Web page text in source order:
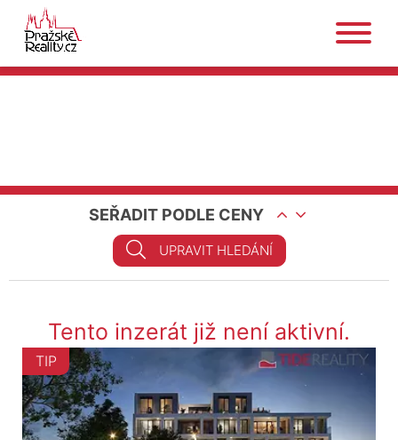
SEŘADIT PODLE CENY
UPRAVIT HLEDÁNÍ
Tento inzerát již není aktivní.
TIP